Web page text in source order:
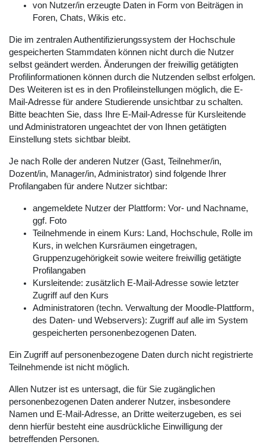
von Nutzer/in erzeugte Daten in Form von Beiträgen in
Foren, Chats, Wikis etc.
Die im zentralen Authentifizierungssystem der Hochschule
gespeicherten Stammdaten können nicht durch die Nutzer
selbst geändert werden. Änderungen der freiwillig getätigten
Profilinformationen können durch die Nutzenden selbst erfolgen.
Des Weiteren ist es in den Profileinstellungen möglich, die E-
Mail-Adresse für andere Studierende unsichtbar zu schalten.
Bitte beachten Sie, dass Ihre E-Mail-Adresse für Kursleitende
und Administratoren ungeachtet der von Ihnen getätigten
Einstellung stets sichtbar bleibt.
Je nach Rolle der anderen Nutzer (Gast, Teilnehmer/in,
Dozent/in, Manager/in, Administrator) sind folgende Ihrer
Profilangaben für andere Nutzer sichtbar:
angemeldete Nutzer der Plattform: Vor- und Nachname,
ggf. Foto
Teilnehmende in einem Kurs: Land, Hochschule, Rolle im
Kurs, in welchen Kursräumen eingetragen,
Gruppenzugehörigkeit sowie weitere freiwillig getätigte
Profilangaben
Kursleitende: zusätzlich E-Mail-Adresse sowie letzter
Zugriff auf den Kurs
Administratoren (techn. Verwaltung der Moodle-Plattform,
des Daten- und Webservers): Zugriff auf alle im System
gespeicherten personenbezogenen Daten.
Ein Zugriff auf personenbezogene Daten durch nicht registrierte
Teilnehmende ist nicht möglich.
Allen Nutzer ist es untersagt, die für Sie zugänglichen
personenbezogenen Daten anderer Nutzer, insbesondere
Namen und E-Mail-Adresse, an Dritte weiterzugeben, es sei
denn hierfür besteht eine ausdrückliche Einwilligung der
betreffenden Personen.